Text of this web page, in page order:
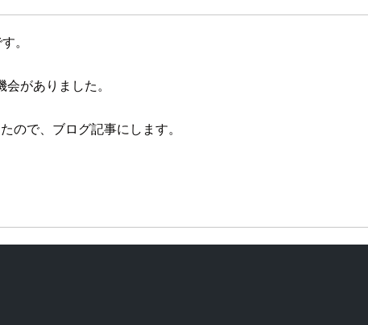
。
がありました。
ので、ブログ記事にします。